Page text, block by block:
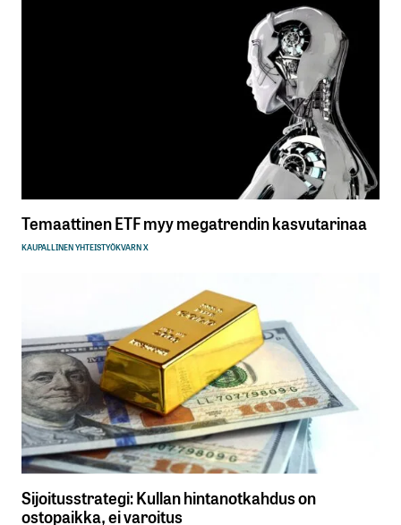
Temaattinen ETF myy megatrendin kasvutarinaa
KAUPALLINEN YHTEISTYÖKVARN X
Sijoitusstrategi: Kullan hintanotkahdus on
ostopaikka, ei varoitus